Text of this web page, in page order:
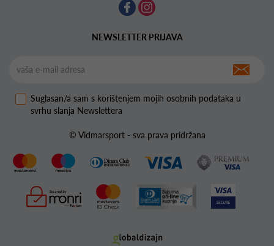
NEWSLETTER PRIJAVA
Suglasan/a sam s korištenjem mojih osobnih podataka u
svrhu slanja Newslettera
© Vidmarsport - sva prava pridržana